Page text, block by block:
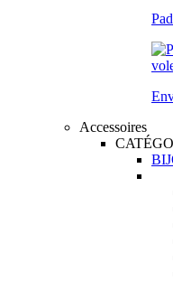
Accessoires